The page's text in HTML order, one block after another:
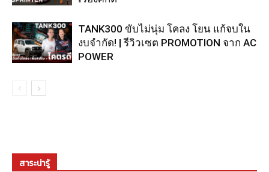
TANK300 ขับไม่นุ่ม โคลง โยน แก้จบใน
งบจำกัด! | รีวิวเซต PROMOTION จาก AC
POWER
สาระน่ารู้